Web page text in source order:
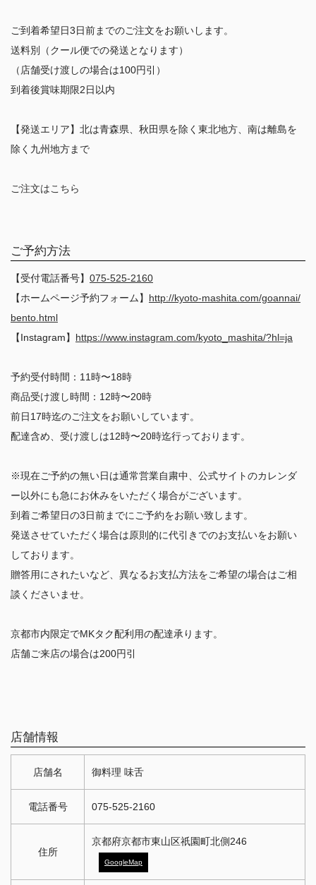
ご到着希望日3日前までのご注文をお願いします。
送料別（クール便での発送となります）
（店舗受け渡しの場合は100円引）
到着後賞味期限2日以内
【発送エリア】北は青森県、秋田県を除く東北地方、南は離島を
除く九州地方まで
ご注文はこちら
ご予約方法
【受付電話番号】 075-525-2160
【ホームページ予約フォーム】 http://kyoto-mashita.com/goannai/
bento.html
【Instagram】 https://www.instagram.com/kyoto_mashita/?hl=ja
予約受付時間：11時〜18時
商品受け渡し時間：12時〜20時
前日17時迄のご注文をお願いしています。
配達含め、受け渡しは12時〜20時迄行っております。
※現在ご予約の無い日は通常営業自粛中、公式サイトのカレンダ
ー以外にも急にお休みをいただく場合がございます。
到着ご希望日の3日前までにご予約をお願い致します。
発送させていただく場合は原則的に代引きでのお支払いをお願い
しております。
贈答用にされたいなど、異なるお支払方法をご希望の場合はご相
談くださいませ。
京都市内限定でMKタク配利用の配達承ります。
店舗ご来店の場合は200円引
店舗情報
店舗名 御料理 味舌
電話番号 075-525-2160
住所
京都府京都市東山区祇園町北側246
GoogleMap